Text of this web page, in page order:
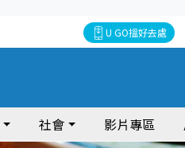
U GO搵好去處
社會 影片專區